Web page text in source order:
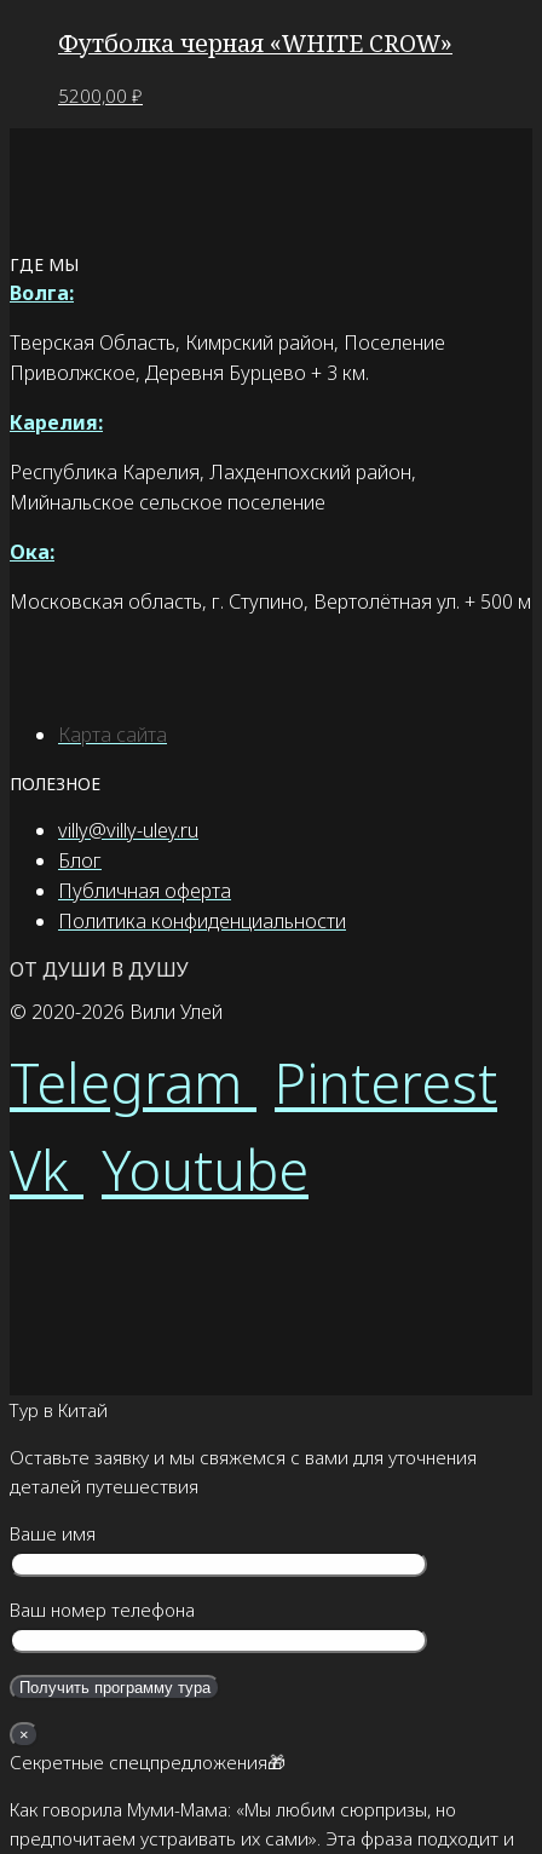
Футболка черная «WHITE CROW»
5200,00 ₽
ГДЕ МЫ
Волга:
Тверская Область, Кимрский район, Поселение
Приволжское, Деревня Бурцево + 3 км.
Карелия:
Республика Карелия, Лахденпохский район,
Мийнальское сельское поселение
Ока:
Московская область, г. Ступино, Вертолётная ул. + 500 м
Карта сайта
ПОЛЕЗНОЕ
villy@villy-uley.ru
Блог
Публичная оферта
Политика конфиденциальности
ОТ ДУШИ В ДУШУ
© 2020-2026 Вили Улей
Telegram Pinterest
Vk Youtube
Тур в Китай
Оставьте заявку и мы свяжемся с вами для уточнения
деталей путешествия
Ваше имя
Ваш номер телефона
×
Секретные спецпредложения🎁
Как говорила Муми-Мама: «Мы любим сюрпризы, но
предпочитаем устраивать их сами». Эта фраза подходит и